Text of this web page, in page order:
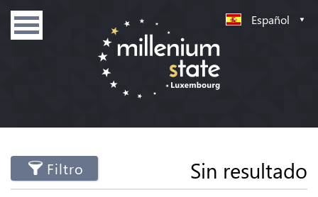
Español
Filtro Sin resultado